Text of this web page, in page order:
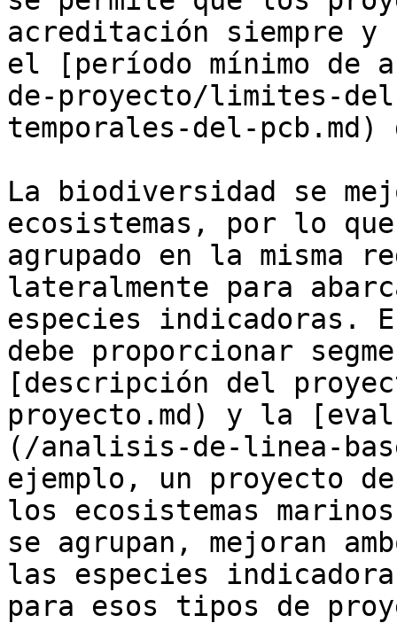
acreditación siempre y
el [período mínimo de
de-proyecto/limites-
temporales-del-pcb.md)
La biodiversidad se
ecosistemas, por lo
agrupado en la misma
lateralmente para
especies indicadoras.
debe proporcionar
[descripción del
proyecto.md) y la
(/analisis-de-linea-
ejemplo, un proyecto
los ecosistemas
se agrupan, mejoran
las especies
para esos tipos de